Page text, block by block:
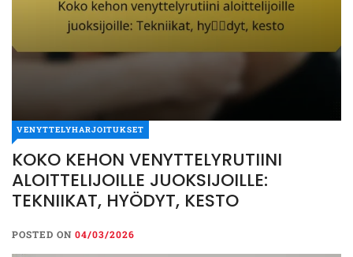
VENYTTELYHARJOITUKSET
KOKO KEHON VENYTTELYRUTIINI
ALOITTELIJOILLE JUOKSIJOILLE:
TEKNIIKAT, HYÖDYT, KESTO
POSTED ON 04/03/2026